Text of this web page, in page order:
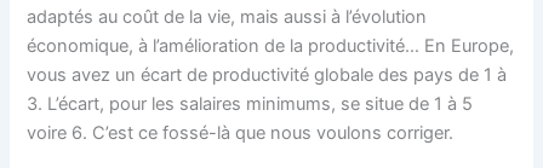
adaptés au coût de la vie, mais aussi à l’évolution
économique, à l’amélioration de la productivité… En Europe,
vous avez un écart de productivité globale des pays de 1 à
3. L’écart, pour les salaires minimums, se situe de 1 à 5
voire 6. C’est ce fossé-là que nous voulons corriger.